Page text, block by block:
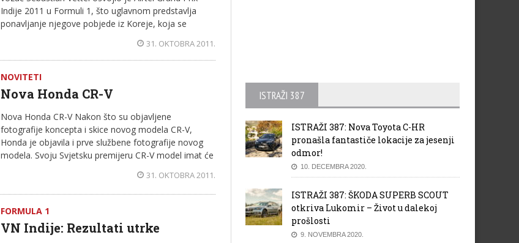
Indije 2011 u Formuli 1, što uglavnom predstavlja
ponavljanje njegove pobjede iz Koreje, koja se
31. OKTOBRA 2011.
NOVITETI
Nova Honda CR-V
Nova Honda CR-V Nakon što su objavljene
fotografije koncepta i skice novog modela CR-V,
Honda je objavila i prve službene fotografije novog
modela. Svoju Svjetsku premijeru CR-V model imat će
31. OKTOBRA 2011.
FORMULA 1
VN Indije: Rezultati utrke
ISTRAŽI 387
ISTRAŽI 387: Nova Toyota C-HR
pronašla fantastiče lokacije za jesenji
odmor!
10. DECEMBRA 2020.
ISTRAŽI 387: ŠKODA SUPERB SCOUT
otkriva Lukomir – Život u dalekoj
prošlosti
9. NOVEMBRA 2020.